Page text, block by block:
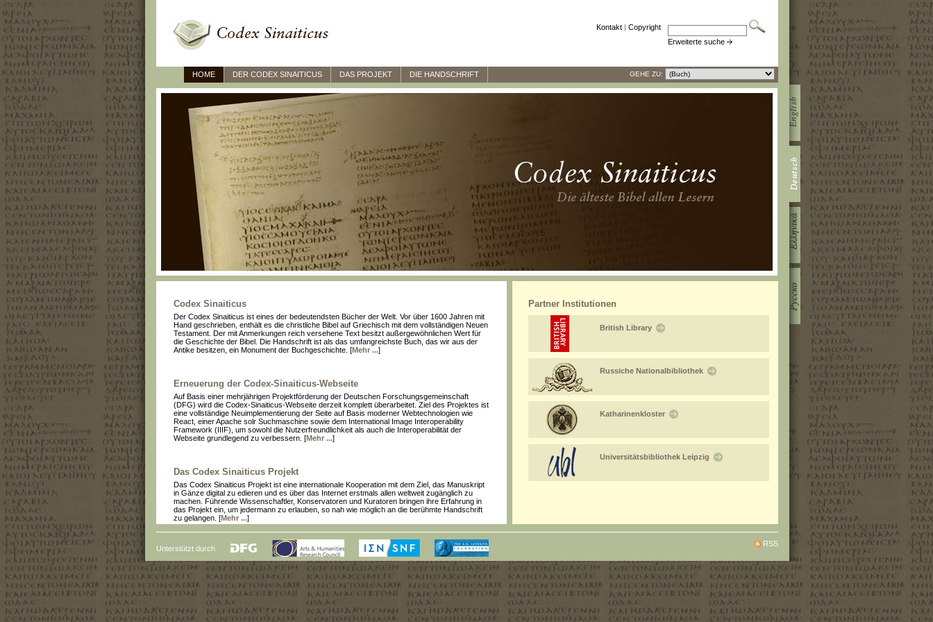
Erweiterte suche
Kontakt| Copyright
HOME DER CODEX SINAITICUS DAS PROJEKT DIE HANDSCHRIFT GEHE ZU:
Codex Sinaiticus
Der Codex Sinaiticus ist eines der bedeutendsten Bücher der Welt. Vor über 1600 Jahren mit
Hand geschrieben, enthält es die christliche Bibel auf Griechisch mit dem vollständigen Neuen
Testament. Der mit Anmerkungen reich versehene Text besitzt außergewöhnlichen Wert für
die Geschichte der Bibel. Die Handschrift ist als das umfangreichste Buch, das wir aus der
Antike besitzen, ein Monument der Buchgeschichte. [Mehr ...]
Erneuerung der Codex-Sinaiticus-Webseite
Auf Basis einer mehrjährigen Projektförderung der Deutschen Forschungsgemeinschaft
(DFG) wird die Codex-Sinaiticus-Webseite derzeit komplett überarbeitet. Ziel des Projektes ist
eine vollständige Neuimplementierung der Seite auf Basis moderner Webtechnologien wie
React, einer Apache solr Suchmaschine sowie dem International Image Interoperability
Framework (IIIF), um sowohl die Nutzerfreundlichkeit als auch die Interoperabilität der
Webseite grundlegend zu verbessern. [Mehr ...]
Das Codex Sinaiticus Projekt
Das Codex Sinaiticus Projekt ist eine internationale Kooperation mit dem Ziel, das Manuskript
in Gänze digital zu edieren und es über das Internet erstmals allen weltweit zugänglich zu
machen. Führende Wissenschaftler, Konservatoren und Kuratoren bringen ihre Erfahrung in
das Projekt ein, um jedermann zu erlauben, so nah wie möglich an die berühmte Handschrift
zu gelangen. [Mehr ...]
Der Codex Sinaiticus online
Die erste Freischaltung der Webseite des Codex-Sinaiticus-Projekts fand am 24. Juli 2008
statt. Der vollständige Codex Sinaiticus ist seit dem Juli 2009 online verfügbar. [ Mehr ...
Partner Institutionen
British Library
Russiche Nationalbibliothek
Katharinenkloster
Universitätsbibliothek Leipzig
RSS
Unterstützt durch